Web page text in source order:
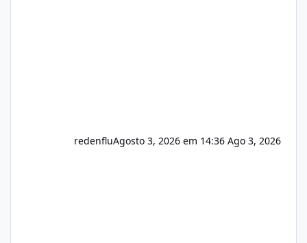
redenfluAgosto 3, 2026 em 14:36 Ago 3, 2026